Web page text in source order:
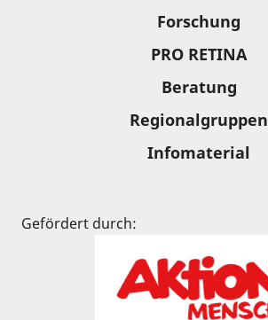
Forschung
PRO RETINA
Beratung
Regionalgruppen
Infomaterial
Gefördert durch: